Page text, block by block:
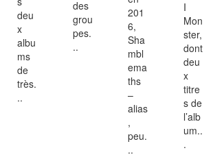
deu
x
albu
ms
de
très.
..
des
grou
pes.
..
201
6,
Sha
mbl
ema
ths
–
alias
,
peu.
..
I
Mon
ster,
dont
deu
x
titre
s de
l’alb
um..
.